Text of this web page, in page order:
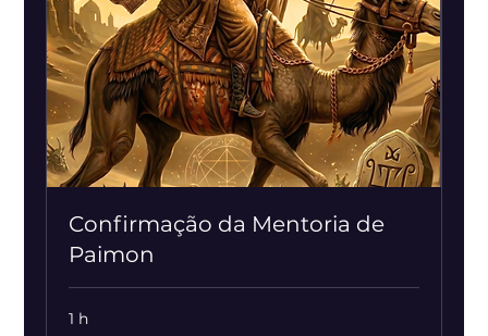
Confirmação da Mentoria de
Paimon
1 h